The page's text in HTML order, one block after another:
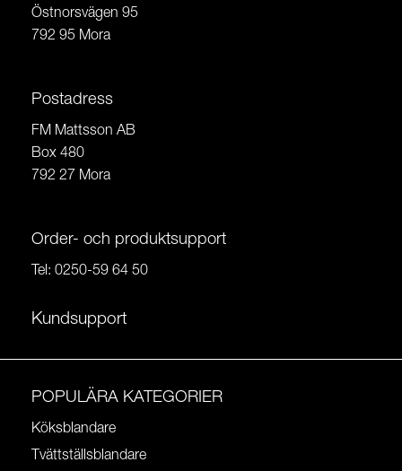
Östnorsvägen 95
792 95 Mora
Postadress
FM Mattsson AB
Box 480
792 27 Mora
Order- och produktsupport
Tel: 0250-59 64 50
Kundsupport
POPULÄRA KATEGORIER
Köksblandare
Tvättställsblandare